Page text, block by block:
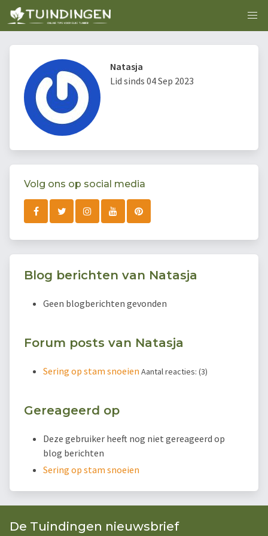
Blog berichten van Natasja
Geen blogberichten gevonden
Forum posts van Natasja
Sering op stam snoeien Aantal reacties: (3)
Gereageerd op
Deze gebruiker heeft nog niet gereageerd op
blog berichten
Sering op stam snoeien
Natasja
Lid sinds 04 Sep 2023
Volg ons op social media
De Tuindingen nieuwsbrief